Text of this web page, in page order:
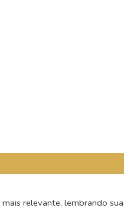
relevante, lembrando